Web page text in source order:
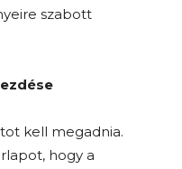
szabott
kell megadnia.
hogy a